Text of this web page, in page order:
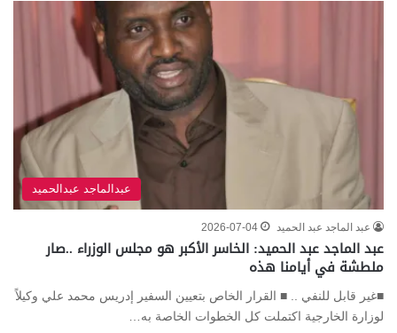
عبدالماجد عبدالحميد
عبد الماجد عبد الحميد 2026-07-04
عبد الماجد عبد الحميد: الخاسر الأكبر هو مجلس الوزراء ..صار
ملطشة في أيامنا هذه
■غير قابل للنفي .. ■ القرار الخاص بتعيين السفير إدريس محمد علي وكيلاً
لوزارة الخارجية اكتملت كل الخطوات الخاصة به…